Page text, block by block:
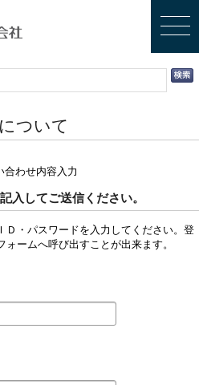
ついて
入してご送信ください。
Ｄ・パスワードを入力してください。登
ームへ呼び出すことが出来ます。